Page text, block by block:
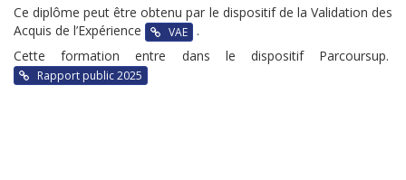
Ce diplôme peut être obtenu par le dispositif de la Validation des
Acquis de l’Expérience
VAE
.
Cette formation entre dans le dispositif Parcoursup.
Rapport public 2025